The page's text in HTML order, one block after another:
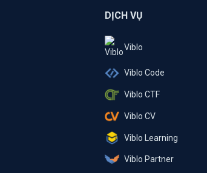
DỊCH VỤ
Viblo
Viblo Code
Viblo CTF
Viblo CV
Viblo Learning
Viblo Partner